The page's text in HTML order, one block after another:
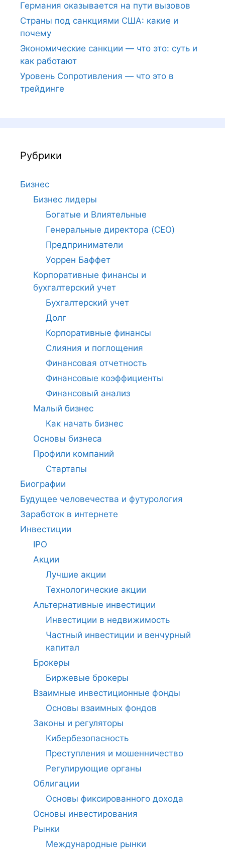
Германия оказывается на пути вызовов
Страны под санкциями США: какие и
почему
Экономические санкции — что это: суть и
как работают
Уровень Сопротивления — что это в
трейдинге
Рубрики
Бизнес
Бизнес лидеры
Богатые и Влиятельные
Генеральные директора (CEO)
Предприниматели
Уоррен Баффет
Корпоративные финансы и
бухгалтерский учет
Бухгалтерский учет
Долг
Корпоративные финансы
Слияния и поглощения
Финансовая отчетность
Финансовые коэффициенты
Финансовый анализ
Малый бизнес
Как начать бизнес
Основы бизнеса
Профили компаний
Стартапы
Биографии
Будущее человечества и футурология
Заработок в интернете
Инвестиции
IPO
Акции
Лучшие акции
Технологические акции
Альтернативные инвестиции
Инвестиции в недвижимость
Частный инвестиции и венчурный
капитал
Брокеры
Биржевые брокеры
Взаимные инвестиционные фонды
Основы взаимных фондов
Законы и регуляторы
Кибербезопасность
Преступления и мошенничество
Регулирующие органы
Облигации
Основы фиксированного дохода
Основы инвестирования
Рынки
Международные рынки